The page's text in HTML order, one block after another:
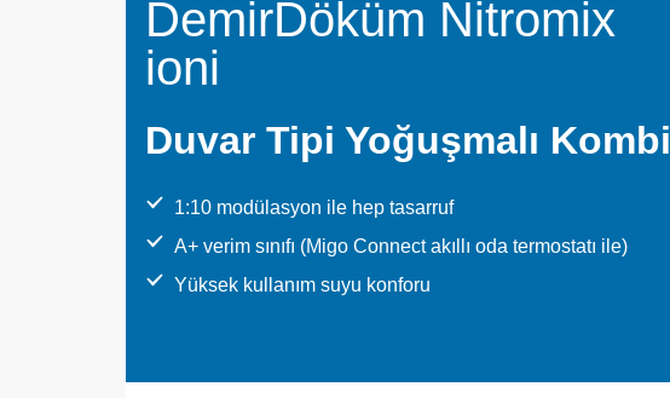
DemirDöküm Nitromix
ioni
Duvar Tipi Yoğuşmalı Kombi
1:10 modülasyon ile hep tasarruf
A+ verim sınıfı (Migo Connect akıllı oda termostatı ile)
Yüksek kullanım suyu konforu